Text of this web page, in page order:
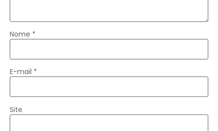
Nome *
E-mail *
Site